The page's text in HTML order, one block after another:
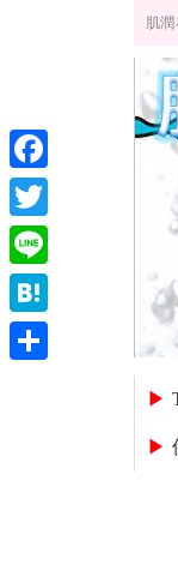
肌
Facebook
Twitter
Line
Hatena